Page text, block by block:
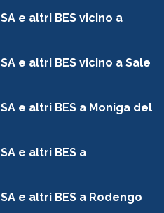
e altri BES vicino a
e altri BES vicino a Sale
e altri BES a Moniga del
e altri BES a
e altri BES a Rodengo